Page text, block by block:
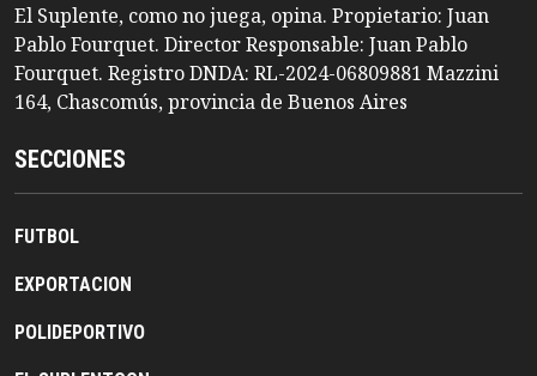
El Suplente, como no juega, opina. Propietario: Juan
Pablo Fourquet. Director Responsable: Juan Pablo
Fourquet. Registro DNDA: RL-2024-06809881 Mazzini
164, Chascomús, provincia de Buenos Aires
SECCIONES
FUTBOL
EXPORTACION
POLIDEPORTIVO